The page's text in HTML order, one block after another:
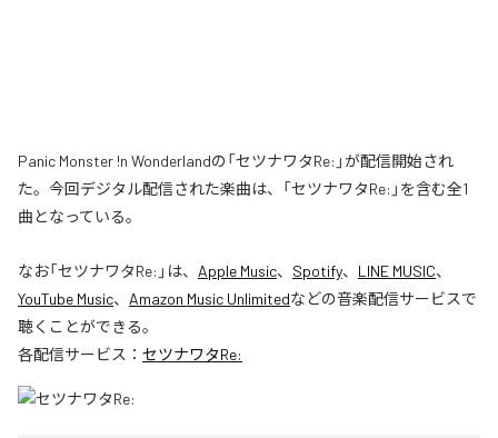
Panic Monster !n Wonderlandの「セツナワタRe:」が配信開始され
た。今回デジタル配信された楽曲は、「セツナワタRe:」を含む全1
曲となっている。
なお「セツナワタRe: 」は、 Apple Music、 Spotify、 LINE MUSIC、
YouTube Music、 Amazon Music Unlimitedなどの音楽配信サービスで
聴くことができる。
各配信サービス： セツナワタRe: